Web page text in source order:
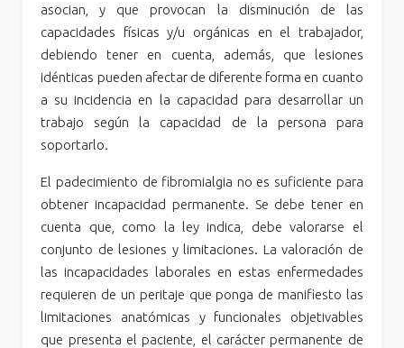
asocian, y que provocan la disminución de las
capacidades físicas y/u orgánicas en el trabajador,
debiendo tener en cuenta, además, que lesiones
idénticas pueden afectar de diferente forma en cuanto
a su incidencia en la capacidad para desarrollar un
trabajo según la capacidad de la persona para
soportarlo.
El padecimiento de fibromialgia no es suficiente para
obtener incapacidad permanente. Se debe tener en
cuenta que, como la ley indica, debe valorarse el
conjunto de lesiones y limitaciones. La valoración de
las incapacidades laborales en estas enfermedades
requieren de un peritaje que ponga de manifiesto las
limitaciones anatómicas y funcionales objetivables
que presenta el paciente, el carácter permanente de